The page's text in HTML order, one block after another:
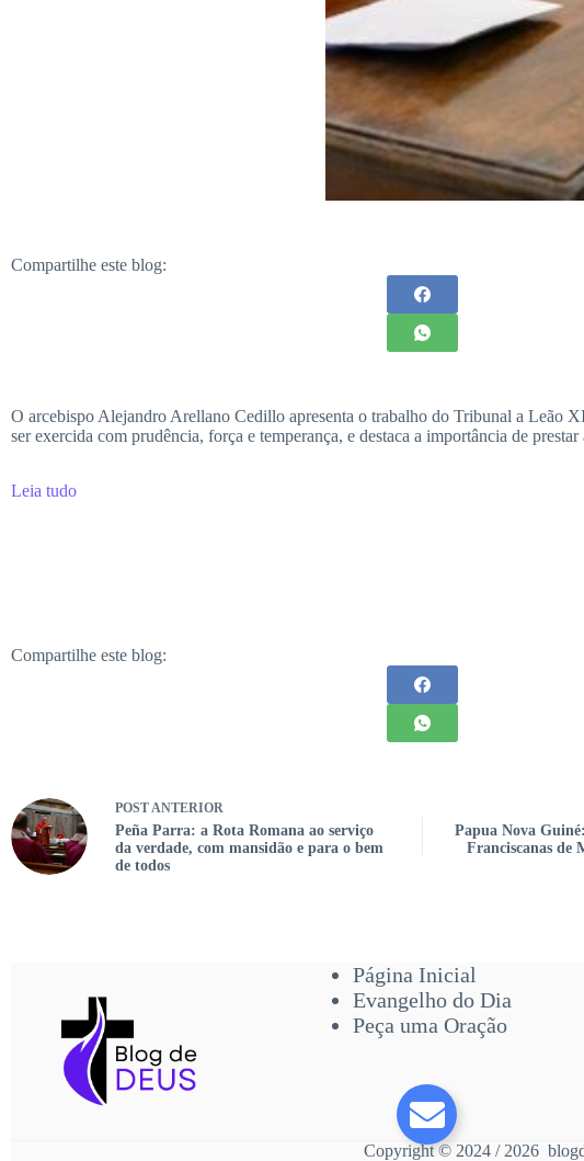
Compartilhe este blog:
O arcebispo Alejandro Arellano Cedillo apresenta o trabalho do Tribunal a Leão
ser exercida com prudência, força e temperança, e destaca a importância de
Leia tudo
Compartilhe este blog:
POSTANTERIOR
Peña Parra: a Rota Romana ao serviço
da verdade, com mansidão e para o bem
de todos
Papua Nova
Franciscanas de
Página Inicial
Evangelho do Dia
Peça uma Oração
Copyright © 2024 / 2026